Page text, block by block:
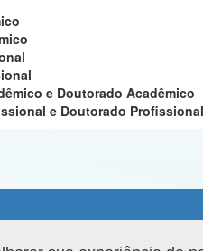
e Doutorado Acadêmico
e Doutorado Profissional